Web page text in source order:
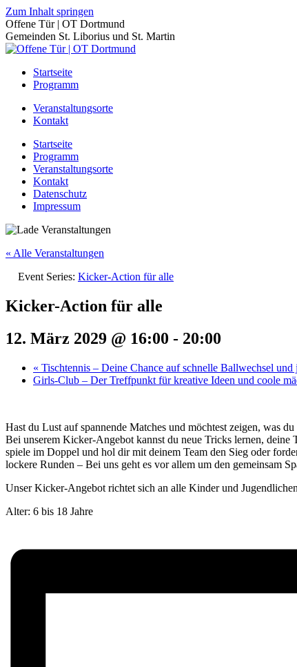
Zum Inhalt springen
Offene Tür | OT Dortmund
Gemeinden St. Liborius und St. Martin
Startseite
Programm
Veranstaltungsorte
Kontakt
Startseite
Programm
Veranstaltungsorte
Kontakt
Datenschutz
Impressum
« Alle Veranstaltungen
Event Series: Kicker-Action für alle
Kicker-Action für alle
12. März 2029 @ 16:00 - 20:00
« Tischtennis – Deine Chance auf schnelle Ballwechsel und
Girls-Club – Der Treffpunkt für kreative Ideen und coole
Hast du Lust auf spannende Matches und möchtest zeigen, was
Bei unserem Kicker-Angebot kannst du neue Tricks lernen, deine
spiele im Doppel und hol dir mit deinem Team den Sieg oder
lockere Runden – Bei uns geht es vor allem um den gemeinsam
Unser Kicker-Angebot richtet sich an alle Kinder und
Alter: 6 bis 18 Jahre